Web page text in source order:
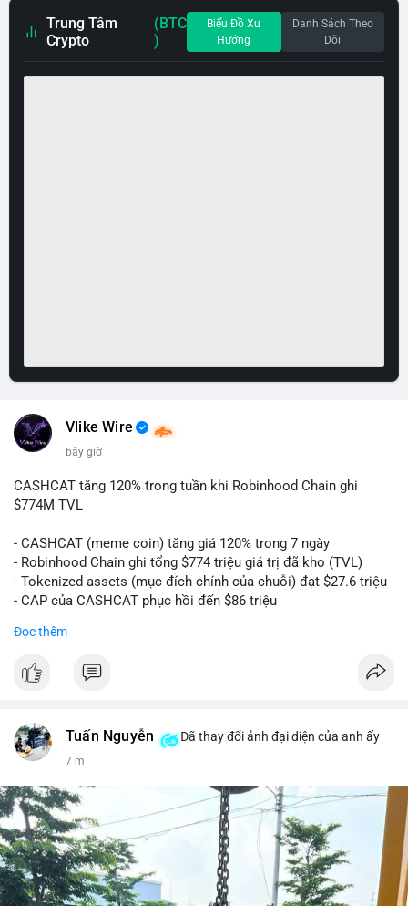
Trung Tâm
Crypto
(BTC
)
Biểu Đồ Xu
Hướng
Danh Sách Theo
Dõi
Vlike Wire
bây giờ
CASHCAT tăng 120% trong tuần khi Robinhood Chain ghi
$774M TVL
- CASHCAT (meme coin) tăng giá 120% trong 7 ngày
- Robinhood Chain ghi tổng $774 triệu giá trị đã kho (TVL)
- Tokenized assets (mục đích chính của chuỗi) đạt $27.6 triệu
- CAP của CASHCAT phục hồi đến $86 triệu
#binancesquare
$cashcat
📰 Nguồn: CoinDesk
Đọc thêm
Tuấn Nguyễn Đã thay đổi ảnh đại diện của anh ấy
7 m